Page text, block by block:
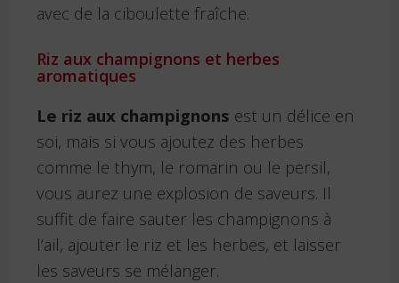
avec de la ciboulette fraîche.
Riz aux champignons et herbes
aromatiques
Le riz aux champignons est un délice en
soi, mais si vous ajoutez des herbes
comme le thym, le romarin ou le persil,
vous aurez une explosion de saveurs. Il
suffit de faire sauter les champignons à
l’ail, ajouter le riz et les herbes, et laisser
les saveurs se mélanger.